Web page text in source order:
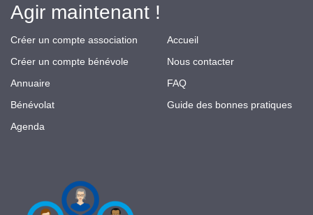
Agir maintenant !
Créer un compte association
Créer un compte bénévole
Annuaire
Bénévolat
Agenda
Accueil
Nous contacter
FAQ
Guide des bonnes pratiques